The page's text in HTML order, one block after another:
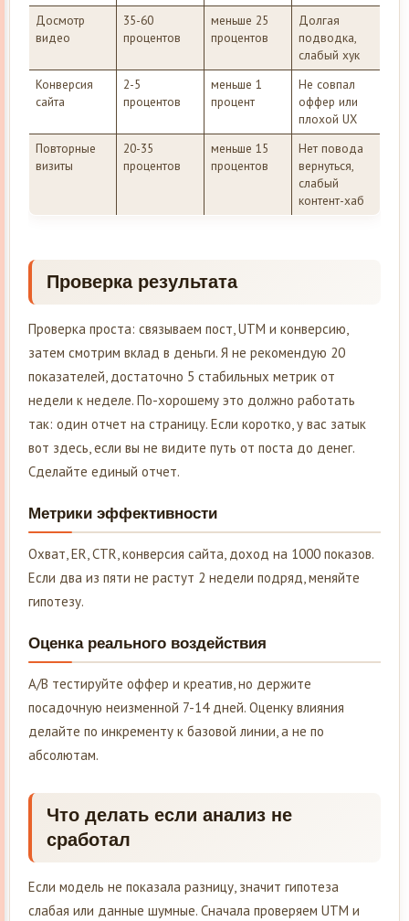
Досмотр
видео
35-60
процентов
меньше 25
процентов
Долгая
подводка,
слабый хук
Конверсия
сайта
2-5
процентов
меньше 1
процент
Не совпал
оффер или
плохой UX
Повторные
визиты
20-35
процентов
меньше 15
процентов
Нет повода
вернуться,
слабый
контент-хаб
Проверка результата
Проверка проста: связываем пост, UTM и конверсию,
затем смотрим вклад в деньги. Я не рекомендую 20
показателей, достаточно 5 стабильных метрик от
недели к неделе. По-хорошему это должно работать
так: один отчет на страницу. Если коротко, у вас затык
вот здесь, если вы не видите путь от поста до денег.
Сделайте единый отчет.
Метрики эффективности
Охват, ER, CTR, конверсия сайта, доход на 1000 показов.
Если два из пяти не растут 2 недели подряд, меняйте
гипотезу.
Оценка реального воздействия
A/B тестируйте оффер и креатив, но держите
посадочную неизменной 7-14 дней. Оценку влияния
делайте по инкременту к базовой линии, а не по
абсолютам.
Что делать если анализ не
сработал
Если модель не показала разницу, значит гипотеза
слабая или данные шумные. Сначала проверяем UTM и